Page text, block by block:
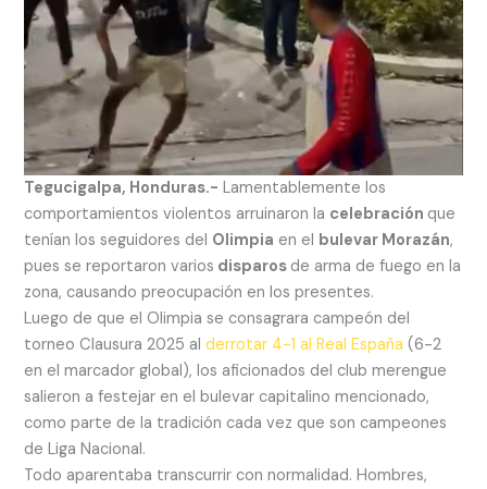
Tegucigalpa, Honduras.- Lamentablemente los
comportamientos violentos arruinaron la celebración que
tenían los seguidores del Olimpia en el bulevar Morazán,
pues se reportaron varios disparos de arma de fuego en la
zona, causando preocupación en los presentes.
Luego de que el Olimpia se consagrara campeón del
torneo Clausura 2025 alderrotar 4-1 al Real España (6-2
en el marcador global), los aficionados del club merengue
salieron a festejar en el bulevar capitalino mencionado,
como parte de la tradición cada vez que son campeones
de Liga Nacional.
Todo aparentaba transcurrir con normalidad. Hombres,